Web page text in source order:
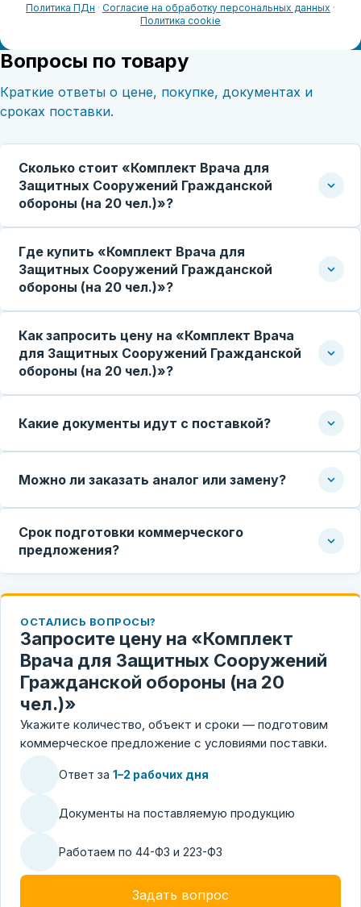
Политика ПДн · Согласие на обработку персональных данных ·
Политика cookie
Вопросы по товару
Краткие ответы о цене, покупке, документах и
сроках поставки.
Сколько стоит «Комплект Врача для
Защитных Сооружений Гражданской
обороны (на 20 чел.)»?
Где купить «Комплект Врача для
Защитных Сооружений Гражданской
обороны (на 20 чел.)»?
Как запросить цену на «Комплект Врача
для Защитных Сооружений Гражданской
обороны (на 20 чел.)»?
Какие документы идут с поставкой?
Можно ли заказать аналог или замену?
Срок подготовки коммерческого
предложения?
ОСТАЛИСЬ ВОПРОСЫ?
Запросите цену на «Комплект
Врача для Защитных Сооружений
Гражданской обороны (на 20
чел.)»
Укажите количество, объект и сроки — подготовим
коммерческое предложение с условиями поставки.
Ответ за 1–2 рабочих дня
Документы на поставляемую продукцию
Работаем по 44-ФЗ и 223-ФЗ
Задать вопрос